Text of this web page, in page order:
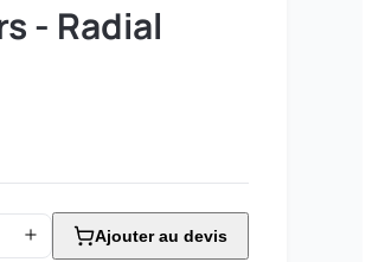
- Radial
Ajouter au devis